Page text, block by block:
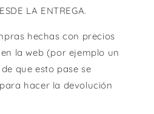
LA ENTREGA.
hechas con precios
la web (por ejemplo un
que esto pase se
hacer la devolución